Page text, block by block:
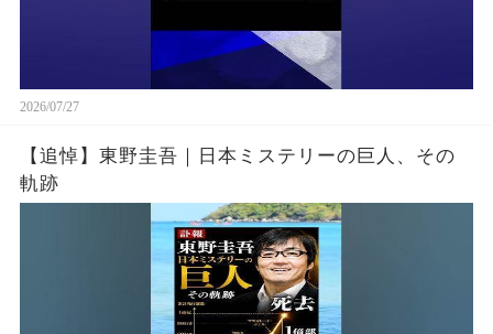
2026/07/27
【追悼】東野圭吾｜日本ミステリーの巨人、その
軌跡